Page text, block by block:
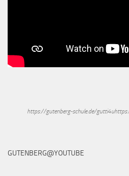
https://gutenberg-schule.de/
GUTENBERG@YOUTUBE